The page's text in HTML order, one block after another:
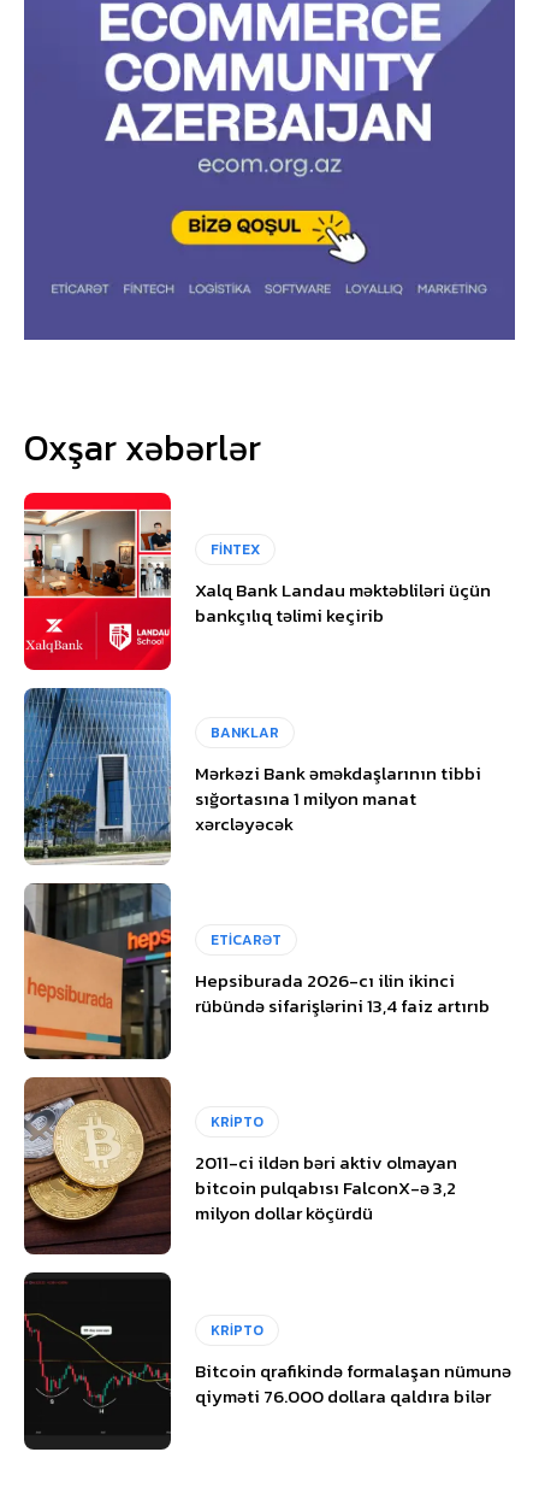
Oxşar xəbərlər
FİNTEX
Xalq Bank Landau məktəbliləri üçün
bankçılıq təlimi keçirib
BANKLAR
Mərkəzi Bank əməkdaşlarının tibbi
sığortasına 1 milyon manat
xərcləyəcək
ETİCARƏT
Hepsiburada 2026-cı ilin ikinci
rübündə sifarişlərini 13,4 faiz artırıb
KRİPTO
2011-ci ildən bəri aktiv olmayan
bitcoin pulqabısı FalconX-ə 3,2
milyon dollar köçürdü
KRİPTO
Bitcoin qrafikində formalaşan nümunə
qiyməti 76.000 dollara qaldıra bilər